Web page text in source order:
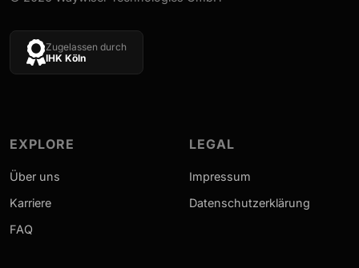
Zugelassen durch
IHK Köln
EXPLORE
Über uns
Karriere
FAQ
LEGAL
Impressum
Datenschutzerklärung